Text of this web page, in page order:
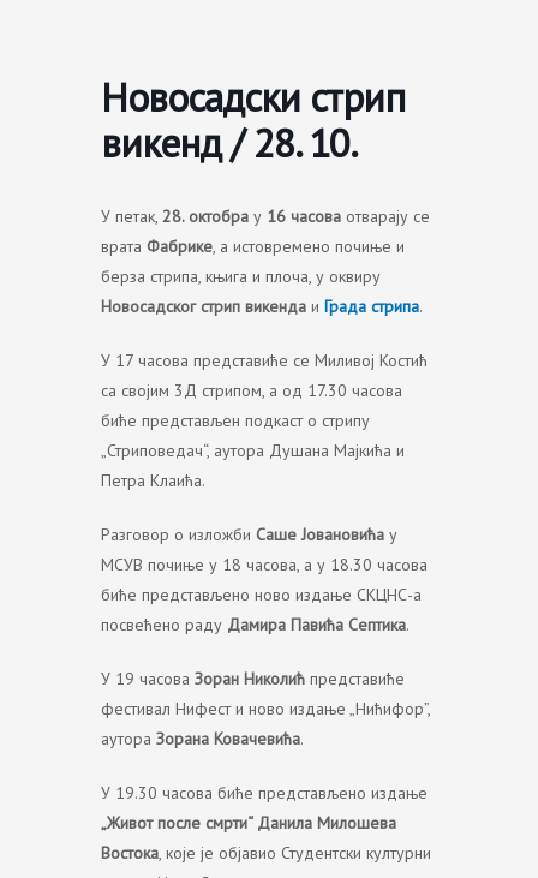
Новосадски стрип
викенд / 28. 10.
У петак, 28. октобра у 16 часова отварају се
врата Фабрике, а истовремено почиње и
берза стрипа, књига и плоча, у оквиру
Новосадског стрип викенда и Града стрипа.
У 17 часова представиће се Миливој Костић
са својим 3Д стрипом, а од 17.30 часова
биће представљен подкаст о стрипу
„Стриповедач“, аутора Душана Мајкића и
Петра Клаића.
Разговор о изложби Саше Јовановића у
МСУВ почиње у 18 часова, а у 18.30 часова
биће представљено ново издање СКЦНС-а
посвећено раду Дамира Павића Септика.
У 19 часова Зоран Николић представиће
фестивал Нифест и ново издање „Нићифор”,
аутора Зорана Ковачевића.
У 19.30 часова биће представљено издање
„Живот после смрти“ Данила Милошева
Востока, које је објавио Студентски културни